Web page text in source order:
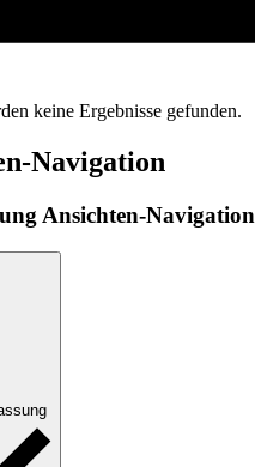
keine Ergebnisse gefunden.
Navigation
Ansichten-Navigation